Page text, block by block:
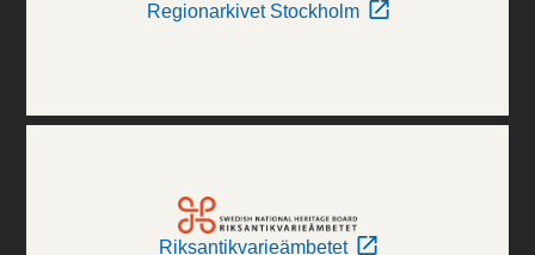
Regionarkivet Stockholm
Riksantikvarieämbetet